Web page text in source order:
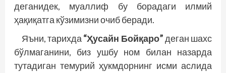
деганидек, муаллиф бу борадаги илмий
ҳақиқатга кўзимизни очиб беради.
Яъни, тарихда “Ҳусайн Бойқаро”деган шахс
бўлмаганини, биз ушбу ном билан назарда
тутадиган темурий ҳукмдорнинг исми аслида